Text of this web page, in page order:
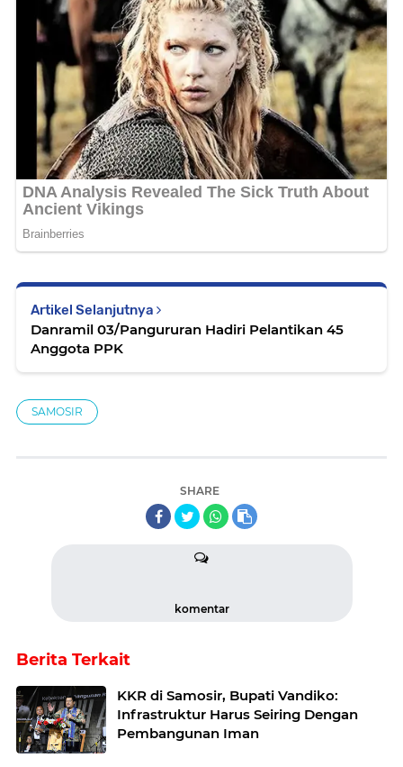
Artikel Selanjutnya
Danramil 03/Pangururan Hadiri Pelantikan 45
Anggota PPK
SAMOSIR
SHARE
komentar
Berita Terkait
KKR di Samosir, Bupati Vandiko:
Infrastruktur Harus Seiring Dengan
Pembangunan Iman